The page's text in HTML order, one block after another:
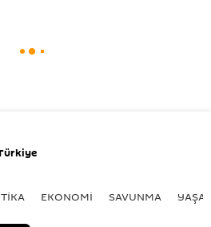
EKONOMİ SAVUNMA